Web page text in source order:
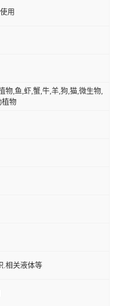
用
物,鱼,虾,蟹,牛,羊,狗,猫,微生物,
植物
.相关液体等